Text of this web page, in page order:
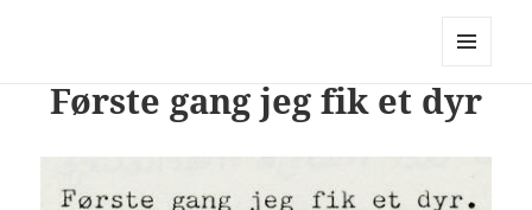
PhotoStory – en rejse i billeder og
OG
WIDGETS
Første gang jeg fik et dyr